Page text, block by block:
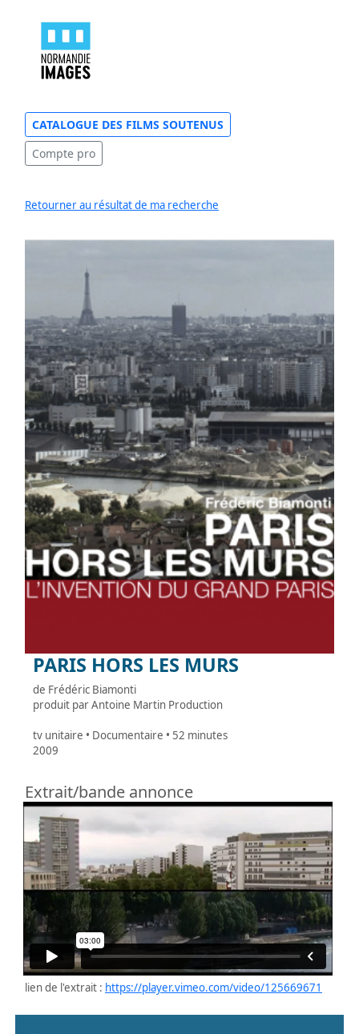
CATALOGUE DES FILMS SOUTENUS
Compte pro
Retourner au résultat de ma recherche
PARIS HORS LES MURS
de Frédéric Biamonti
produit par Antoine Martin Production
tv unitaire • Documentaire • 52 minutes
2009
Extrait/bande annonce
lien de l'extrait : https://player.vimeo.com/video/125669671